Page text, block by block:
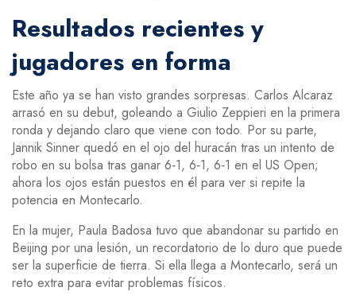
Resultados recientes y
jugadores en forma
Este año ya se han visto grandes sorpresas. Carlos Alcaraz
arrasó en su debut, goleando a Giulio Zeppieri en la primera
ronda y dejando claro que viene con todo. Por su parte,
Jannik Sinner quedó en el ojo del huracán tras un intento de
robo en su bolsa tras ganar 6‑1, 6‑1, 6‑1 en el US Open;
ahora los ojos están puestos en él para ver si repite la
potencia en Montecarlo.
En la mujer, Paula Badosa tuvo que abandonar su partido en
Beijing por una lesión, un recordatorio de lo duro que puede
ser la superficie de tierra. Si ella llega a Montecarlo, será un
reto extra para evitar problemas físicos.